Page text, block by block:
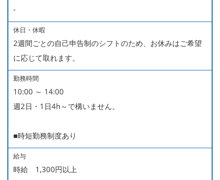
-
休日・休暇
2週間ごとの自己申告制のシフトのため、お休みはご希望
に応じて取れます。
勤務時間
10:00 ～ 14:00
週2日・1日4h～で構いません。
■時短勤務制度あり
給与
時給 1,300円以上